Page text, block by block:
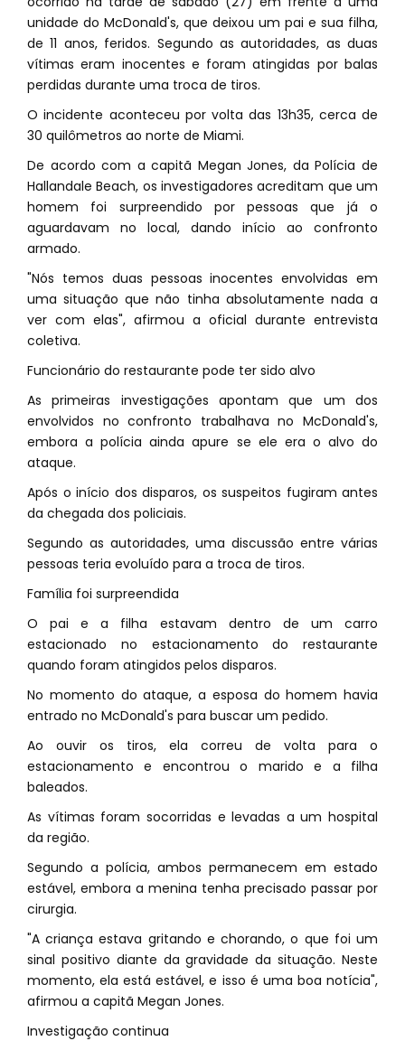
unidade do McDonald's, que deixou um pai e sua filha,
de 11 anos, feridos. Segundo as autoridades, as duas
vítimas eram inocentes e foram atingidas por balas
perdidas durante uma troca de tiros.
O incidente aconteceu por volta das 13h35, cerca de
30 quilômetros ao norte de Miami.
De acordo com a capitã Megan Jones, da Polícia de
Hallandale Beach, os investigadores acreditam que um
homem foi surpreendido por pessoas que já o
aguardavam no local, dando início ao confronto
armado.
"Nós temos duas pessoas inocentes envolvidas em
uma situação que não tinha absolutamente nada a
ver com elas", afirmou a oficial durante entrevista
coletiva.
Funcionário do restaurante pode ter sido alvo
As primeiras investigações apontam que um dos
envolvidos no confronto trabalhava no McDonald's,
embora a polícia ainda apure se ele era o alvo do
ataque.
Após o início dos disparos, os suspeitos fugiram antes
da chegada dos policiais.
Segundo as autoridades, uma discussão entre várias
pessoas teria evoluído para a troca de tiros.
Família foi surpreendida
O pai e a filha estavam dentro de um carro
estacionado no estacionamento do restaurante
quando foram atingidos pelos disparos.
No momento do ataque, a esposa do homem havia
entrado no McDonald's para buscar um pedido.
Ao ouvir os tiros, ela correu de volta para o
estacionamento e encontrou o marido e a filha
baleados.
As vítimas foram socorridas e levadas a um hospital
da região.
Segundo a polícia, ambos permanecem em estado
estável, embora a menina tenha precisado passar por
cirurgia.
"A criança estava gritando e chorando, o que foi um
sinal positivo diante da gravidade da situação. Neste
momento, ela está estável, e isso é uma boa notícia",
afirmou a capitã Megan Jones.
Investigação continua